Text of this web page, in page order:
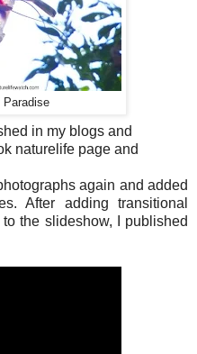
Paradise
in my blogs and
naturelife page and
again and added
After adding transitional
the slideshow, I published